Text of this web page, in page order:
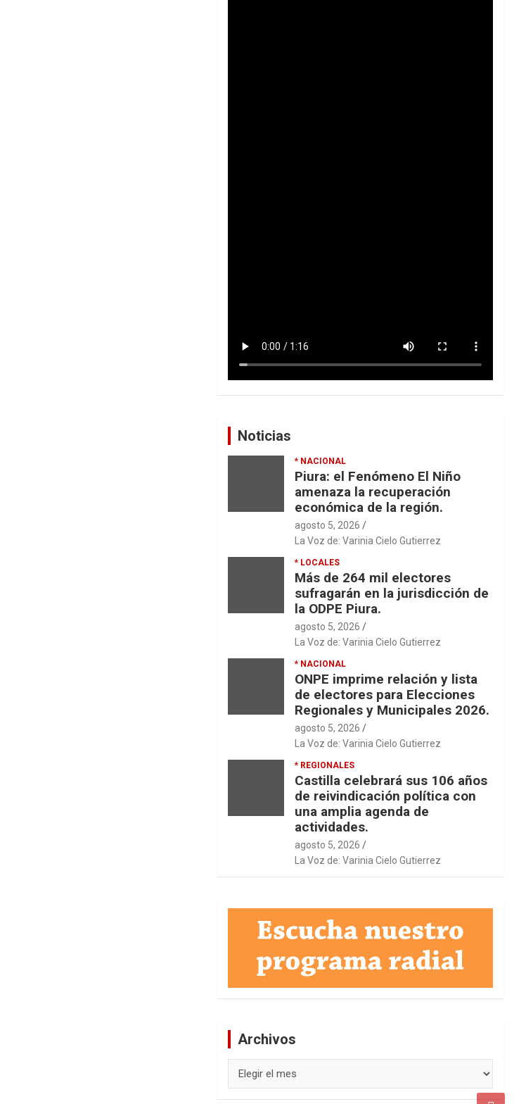
Noticias
* NACIONAL
Piura: el Fenómeno El Niño
amenaza la recuperación
económica de la región.
agosto 5, 2026
La Voz de: Varinia Cielo Gutierrez
* LOCALES
Más de 264 mil electores
sufragarán en la jurisdicción de
la ODPE Piura.
agosto 5, 2026
La Voz de: Varinia Cielo Gutierrez
* NACIONAL
ONPE imprime relación y lista
de electores para Elecciones
Regionales y Municipales 2026.
agosto 5, 2026
La Voz de: Varinia Cielo Gutierrez
* REGIONALES
Castilla celebrará sus 106 años
de reivindicación política con
una amplia agenda de
actividades.
agosto 5, 2026
La Voz de: Varinia Cielo Gutierrez
Archivos